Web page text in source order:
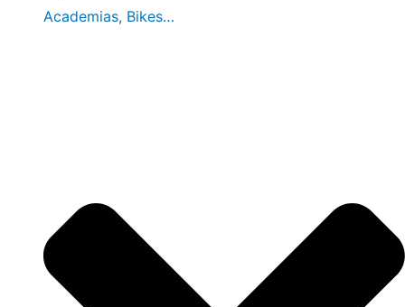
Academias, Bikes…